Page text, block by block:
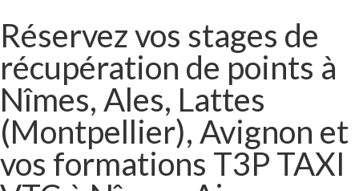
Réservez vos stages de
récupération de points à
Nîmes, Ales, Lattes
(Montpellier), Avignon et
vos formations T3P TAXI